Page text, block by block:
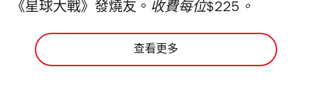
《星球大戰》發燒友。 收費每位$225。
查看更多